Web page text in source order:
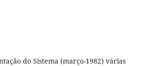
do Sistema (março-1982) várias